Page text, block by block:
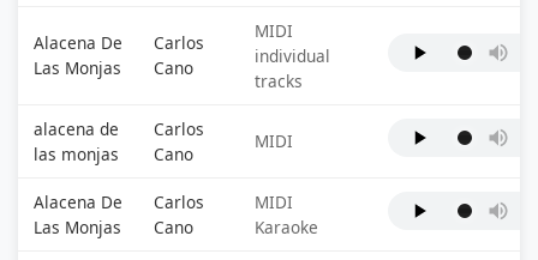
Alacena De
Las Monjas
Carlos
Cano
MIDI
individual
tracks
alacena de
las monjas
Carlos
Cano
MIDI
Alacena De
Las Monjas
Carlos
Cano
MIDI
Karaoke